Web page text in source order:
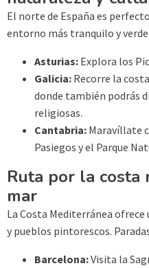
El norte de España es
entorno más tranquilo y
Asturias: Explora los
Galicia: Recorre la
donde también podrás
religiosas.
Cantabria: Maravíllate
Pasiegos y el Parque
Ruta por la costa
mar
La Costa Mediterránea
y pueblos pintorescos.
Barcelona:Visita la